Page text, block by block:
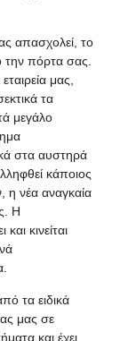
απασχολεί, το
την πόρτα σας.
μας,
τα
μεγάλο
στα αυστηρά
κάποιος
η νέα αναγκαία
Η
κινείται
τα ειδικά
μας σε
και έχει